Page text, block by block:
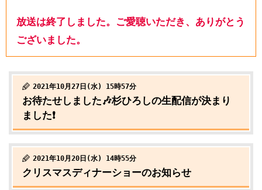
放送は終了しました。ご愛聴いただき、ありがとう
ございました。
2021年10月27日(水) 15時57分
お待たせしました🎶杉ひろしの生配信が決まり
ました❗️
2021年10月20日(水) 14時55分
クリスマスディナーショーのお知らせ